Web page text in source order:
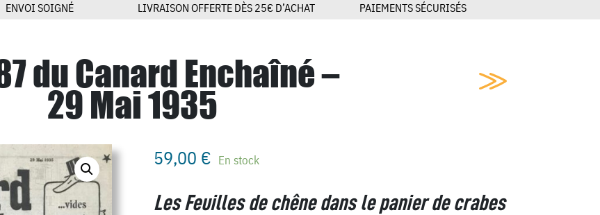
ENVOI SOIGNÉ LIVRAISON OFFERTE DÈS 25€ D’ACHAT PAIEMENTS SÉCURISÉS
du Canard Enchaîné –
29 Mai 1935
59,00 € En stock
Les Feuilles de chêne dans le panier de crabes